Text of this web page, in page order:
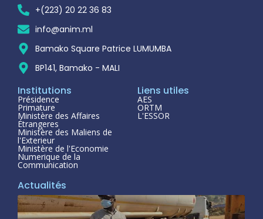
+(223) 20 22 36 83
info@anim.ml
Bamako Square Patrice LUMUMBA
BP141, Bamako - MALI
Institutions
Présidence
Primature
Ministère des Affaires
Étrangeres
Ministère des Maliens de
l'Exterieur
Ministère de l'Economie
Numerique de la
Communication
Liens utiles
AES
ORTM
L'ESSOR
Actualités